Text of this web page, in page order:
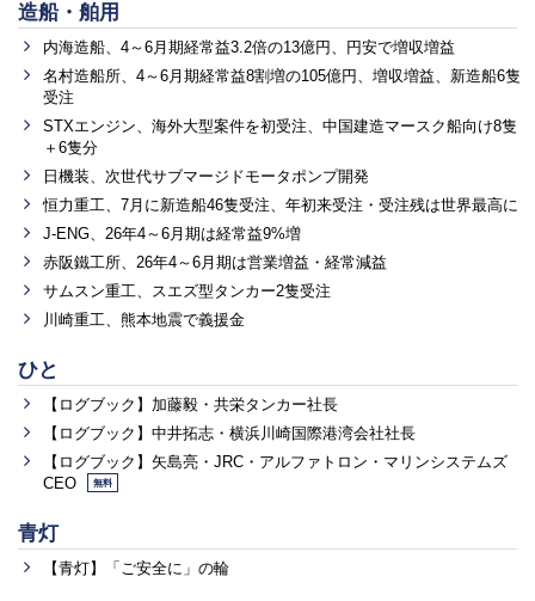
造船・舶用
内海造船、4～6月期経常益3.2倍の13億円、円安で増収増益
名村造船所、4～6月期経常益8割増の105億円、増収増益、新造船6隻
受注
STXエンジン、海外大型案件を初受注、中国建造マースク船向け8隻
＋6隻分
日機装、次世代サブマージドモータポンプ開発
恒力重工、7月に新造船46隻受注、年初来受注・受注残は世界最高に
J-ENG、26年4～6月期は経常益9%増
赤阪鐵工所、26年4～6月期は営業増益・経常減益
サムスン重工、スエズ型タンカー2隻受注
川崎重工、熊本地震で義援金
ひと
【ログブック】加藤毅・共栄タンカー社長
【ログブック】中井拓志・横浜川崎国際港湾会社社長
【ログブック】矢島亮・JRC・アルファトロン・マリンシステムズ
CEO
無料
青灯
【青灯】「ご安全に」の輪